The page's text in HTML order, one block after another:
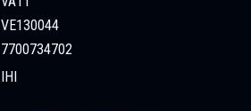
VE130044
7700734702
IHI